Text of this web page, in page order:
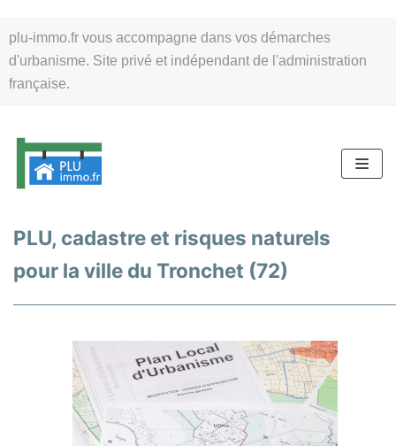
plu-immo.fr vous accompagne dans vos démarches
d'urbanisme. Site privé et indépendant de l'administration
française.
au
contenu
PLU, cadastre et risques naturels
pour la ville du Tronchet (72)